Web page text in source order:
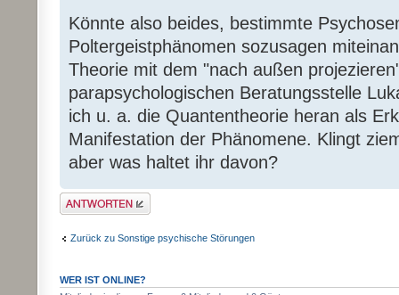
Könnte also beides, bestimmte
Poltergeistphänomen sozusagen
Theorie mit dem "nach außen
parapsychologischen Beratungsstelle
ich u. a. die Quantentheorie heran als
Manifestation der Phänomene. Klingt
aber was haltet ihr davon?
Antwort erstellen
Zurück zu Sonstige psychische Störungen
WER IST ONLINE?